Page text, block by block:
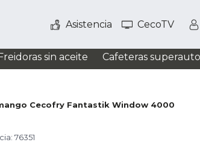
Asistencia CecoTV
sin aceite Cafeteras
Cecofry Fantastik Window 4000
76351